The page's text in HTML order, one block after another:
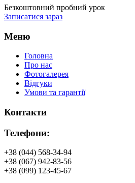
Безкоштовний пробний урок
Записатися зараз
Меню
Головна
Про нас
Фотогалерея
Відгуки
Умови та гарантії
Контакти
Телефони:
+38 (044) 568-34-94
+38 (067) 942-83-56
+38 (099) 123-45-67